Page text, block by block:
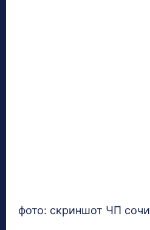
фото: скриншот ЧП сочи